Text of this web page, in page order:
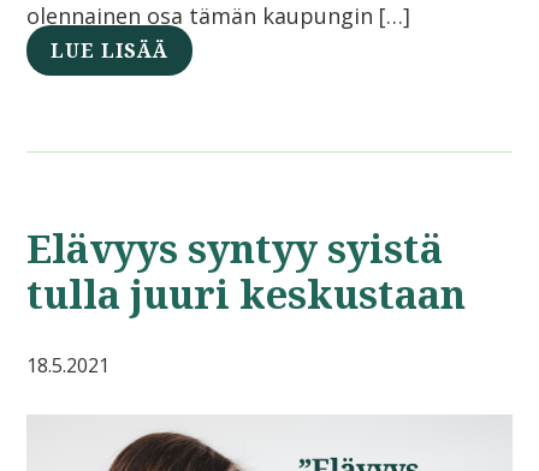
olennainen osa tämän kaupungin […]
LUE LISÄÄ
Elävyys syntyy syistä
tulla juuri keskustaan
18.5.2021